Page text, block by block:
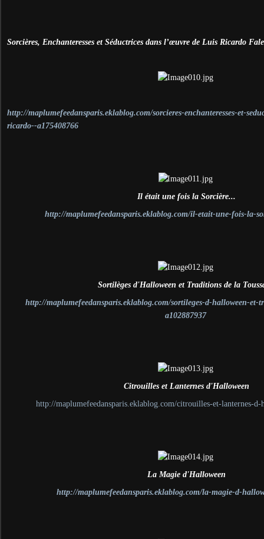
Sorcières, Enchanteresses et Séductrices dans l’œuvre de Luis Ricardo
http://maplumefeedansparis.eklablog.com/sorcieres-enchanteresses-et-
ricardo--a175408766
Il était une fois la Sorcière...
http://maplumefeedansparis.eklablog.com/il-etait-une-fois-la-
Sortilèges d'Halloween et Traditions de la
http://maplumefeedansparis.eklablog.com/sortileges-d-halloween-et-
a102887937
Citrouilles et Lanternes d'Halloween
http://maplumefeedansparis.eklablog.com/citrouilles-et-lanternes-d-
La Magie d'Halloween
http://maplumefeedansparis.eklablog.com/la-magie-d-